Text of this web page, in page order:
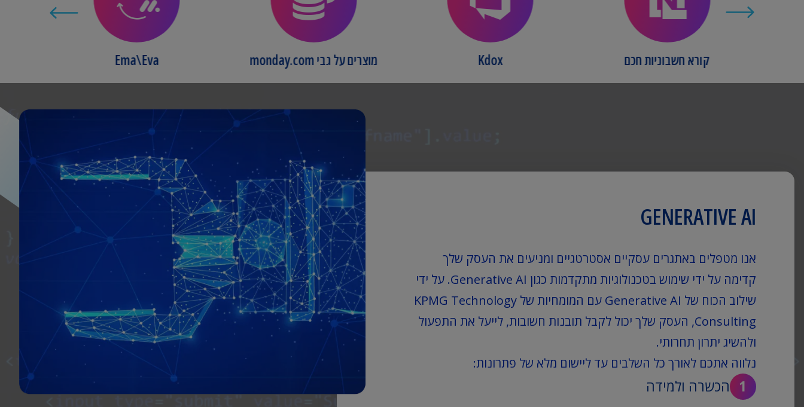
קורא חשבוניות חכם Kdox מוצרים על גבי monday.com Ema\Eva
GENERATIVE AI
אנו מטפלים באתגרים עסקיים אסטרטגיים ומניעים את העסק שלך
קדימה על ידי שימוש בטכנולוגיות מתקדמות כגון Generative AI. על ידי
שילוב הכוח של Generative AI עם המומחיות של KPMG Technology
Consulting, העסק שלך יכול לקבל תובנות חשובות, לייעל את התפעול
ולהשיג יתרון תחרותי.
נלווה אתכם לאורך כל השלבים עד ליישום מלא של פתרונות:
הכשרה ולמידה